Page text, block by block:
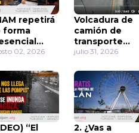
repetirá
forma
de
de
02, 2026
Volcadura de
camión de
transporte
público en
Mateo
julio 31, 2026
“El
2. ¿Vas a